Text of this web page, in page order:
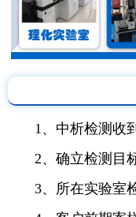
1、中析检测收
2、确立检测目
3、所在实验室